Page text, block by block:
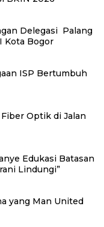
Delegasi Palang
Kota Bogor
ISP Bertumbuh
Optik di Jalan
Edukasi Batasan
Lindungi”
yang Man United